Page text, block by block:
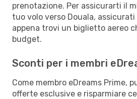
prenotazione. Per assicurarti il
tuo volo verso Douala,
appena trovi un biglietto aereo
budget.
Sconti per i membri
Come membro eDreams Prime,
offerte esclusive e risparmiare